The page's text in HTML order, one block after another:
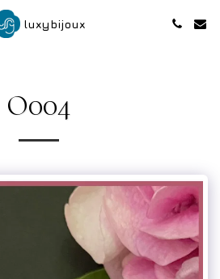
luxybijoux
O004